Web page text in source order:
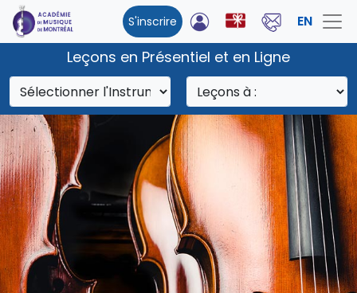
S'inscrire EN
Leçons en Présentiel et en Ligne